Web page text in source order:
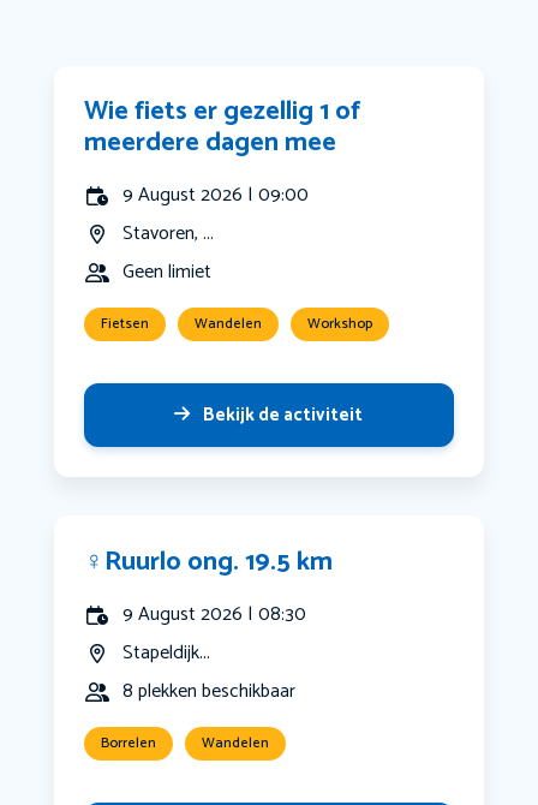
Wie fiets er gezellig 1 of
meerdere dagen mee
9 August 2026 | 09:00
Stavoren, ...
Geen limiet
Fietsen Wandelen Workshop
Bekijk de activiteit
‍♀️Ruurlo ong. 19.5 km
9 August 2026 | 08:30
Stapeldijk...
8 plekken beschikbaar
Borrelen Wandelen